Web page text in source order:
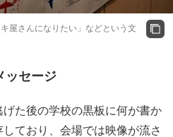
屋さんになりたい」などという文
ッセージ
た後の学校の黒板に何が書か
ており、会場では映像が流さ